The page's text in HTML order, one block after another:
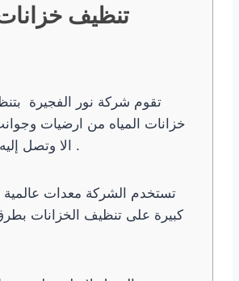
تنظيف
تقوم شركة نور الفجيرة
خزانات المياه من ارضيات
الا وتصل إليه باحدث الاجهزة .
تستخدم الشركة معدات عالمية
كبيرة على تنظيف الخزانات